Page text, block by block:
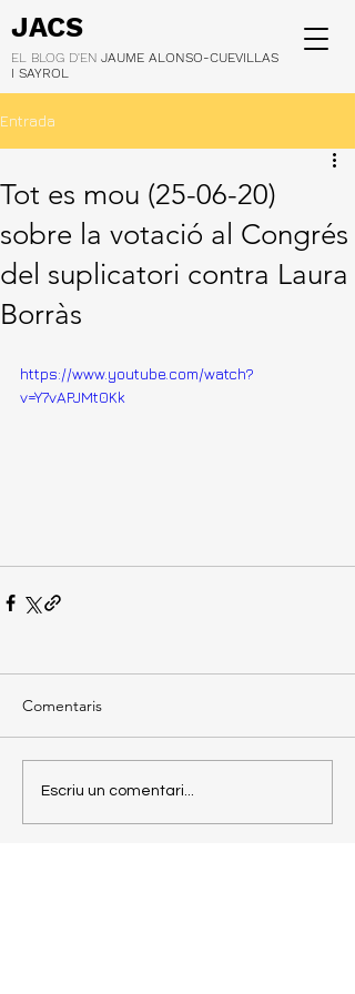
JACS
EL BLOG D'EN JAUME ALONSO-CUEVILLAS
I SAYROL
Entrada
Tot es mou (25-06-20)
sobre la votació al Congrés
del suplicatori contra Laura
Borràs
https://www.youtube.com/watch?
v=Y7vAPJMt0Kk
Comentaris
Escriu un comentari...